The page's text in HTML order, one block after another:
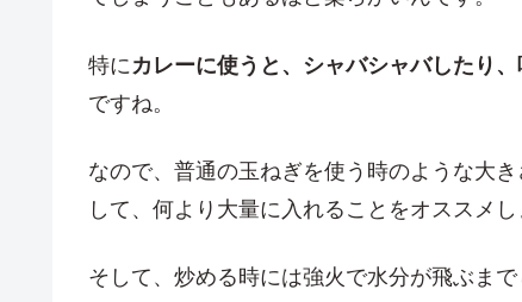
特に カレーに使うと、シャバシャバしたり
ですね。
なので、普通の玉ねぎを使う時のような大
して、何より大量に入れることをオススメし
そして、炒める時には強火で水分が飛ぶま